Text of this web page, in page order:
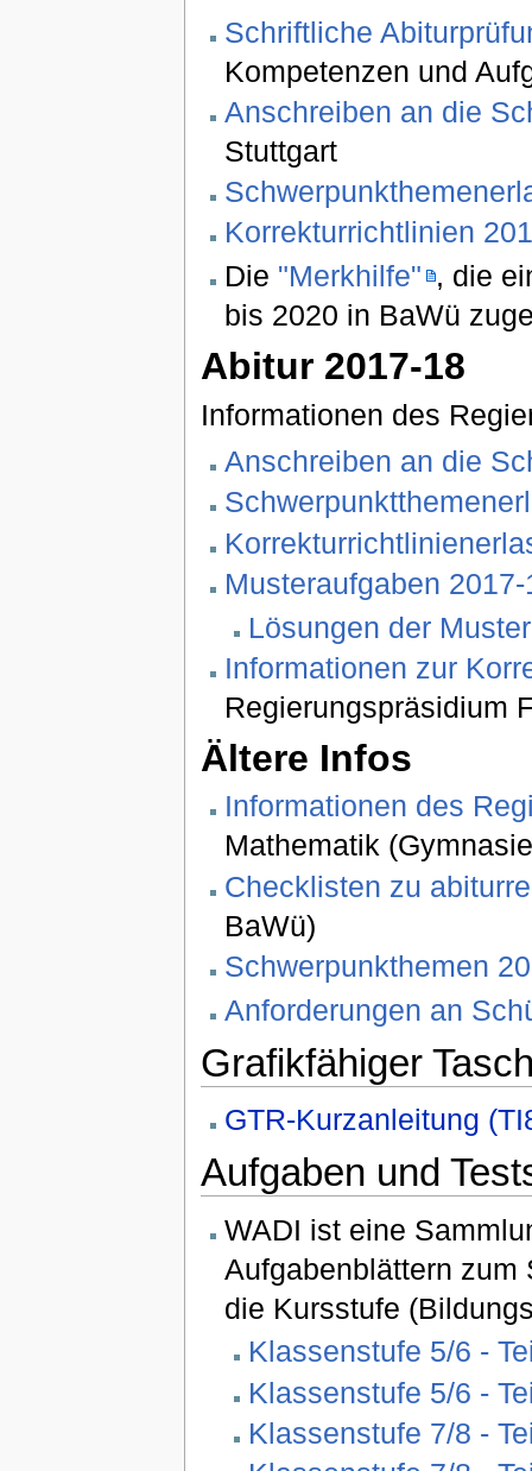
Schriftliche
Kompetenzen und
Anschreiben an die
Stuttgart
Korrekturrichtlinien
Die "Merkhilfe" , die
bis 2020 in BaWü
Abitur 2017-18
Informationen des
Anschreiben an die
Musteraufgaben 2017-
Lösungen der
Informationen zur
Regierungspräsidium
Ältere Infos
Informationen des
Mathematik
Checklisten zu
BaWü)
Schwerpunkthemen
Anforderungen an
Grafikfähiger
GTR-Kurzanleitung
Aufgaben und
WADI ist eine
Aufgabenblättern zum
die Kursstufe
Klassenstufe 5/6 -
Klassenstufe 5/6 -
Klassenstufe 7/8 -